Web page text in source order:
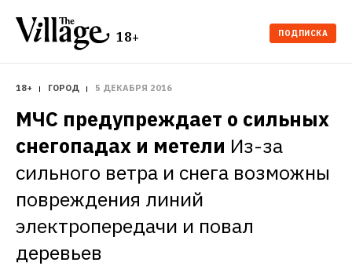
18+ ПОДПИСКА
18+ ГОРОД 5 ДЕКАБРЯ 2016
МЧС предупреждает о сильных
снегопадах и метели Из-за
сильного ветра и снега возможны
повреждения линий
электропередачи и повал
деревьев